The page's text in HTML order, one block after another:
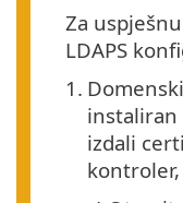
Za
LDAPS
1.
instaliran
izdali